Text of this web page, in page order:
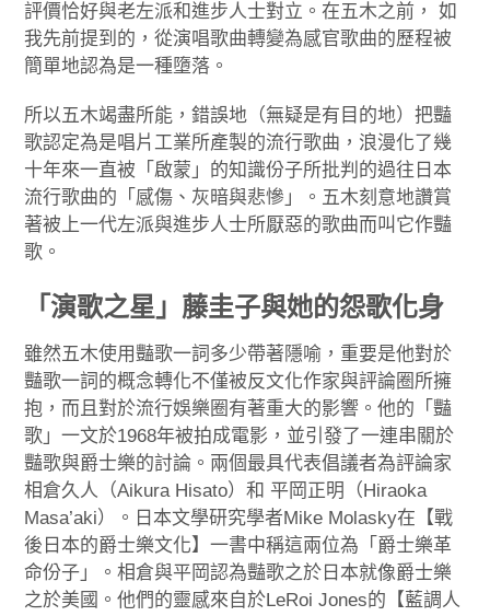
評價恰好與老左派和進步人士對立。在五木之前， 如
我先前提到的，從演唱歌曲轉變為感官歌曲的歷程被
簡單地認為是一種墮落。
所以五木竭盡所能，錯誤地（無疑是有目的地）把豔
歌認定為是唱片工業所產製的流行歌曲，浪漫化了幾
十年來一直被「啟蒙」的知識份子所批判的過往日本
流行歌曲的「感傷、灰暗與悲慘」。五木刻意地讚賞
著被上一代左派與進步人士所厭惡的歌曲而叫它作豔
歌。
「演歌之星」藤圭子與她的怨歌化身
雖然五木使用豔歌一詞多少帶著隱喻，重要是他對於
豔歌一詞的概念轉化不僅被反文化作家與評論圈所擁
抱，而且對於流行娛樂圈有著重大的影響。他的「豔
歌」一文於1968年被拍成電影，並引發了一連串關於
豔歌與爵士樂的討論。兩個最具代表倡議者為評論家
相倉久人（Aikura Hisato）和 平岡正明（Hiraoka
Masa’aki）。日本文學研究學者Mike Molasky在【戰
後日本的爵士樂文化】一書中稱這兩位為「爵士樂革
命份子」。相倉與平岡認為豔歌之於日本就像爵士樂
之於美國。他們的靈感來自於LeRoi Jones的【藍調人